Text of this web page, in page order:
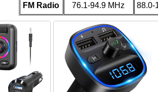
FM Radio 76.1-94.9 MHz 88.0-